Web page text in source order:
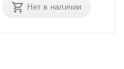
Нет в наличии